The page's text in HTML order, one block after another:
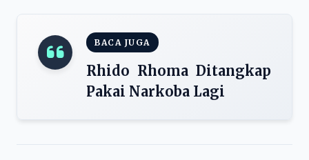
BACA JUGA
Rhido Rhoma Ditangkap
Pakai Narkoba Lagi